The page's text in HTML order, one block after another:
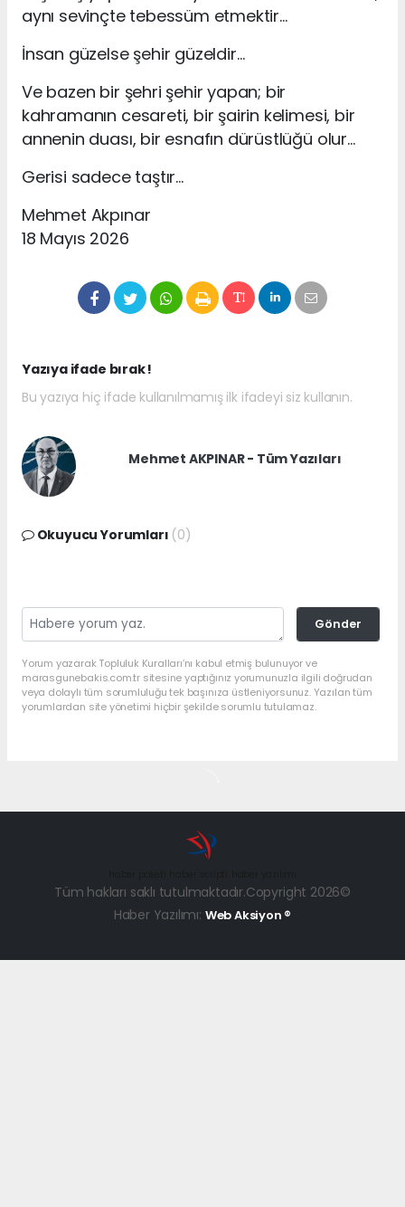
aynı sevinçte tebessüm etmektir…
İnsan güzelse şehir güzeldir…
Ve bazen bir şehri şehir yapan; bir
kahramanın cesareti, bir şairin kelimesi, bir
annenin duası, bir esnafın dürüstlüğü olur…
Gerisi sadece taştır…
Mehmet Akpınar
18 Mayıs 2026
Yazıya ifade bırak !
Bu yazıya hiç ifade kullanılmamış ilk ifadeyi siz kullanın.
Mehmet AKPINAR - Tüm Yazıları
Okuyucu Yorumları (0)
Gönder
Yorum yazarak Topluluk Kuralları’nı kabul etmiş bulunuyor ve
marasgunebakis.com.tr sitesine yaptığınız yorumunuzla ilgili doğrudan
veya dolaylı tüm sorumluluğu tek başınıza üstleniyorsunuz. Yazılan tüm
yorumlardan site yönetimi hiçbir şekilde sorumlu tutulamaz.
Tüm hakları saklı tutulmaktadır.Copyright 2026©
Haber Yazılımı: Web Aksiyon ®